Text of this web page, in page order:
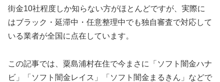
街金10社程度しか知らない方がほとんどですが、実際に
はブラック・延滞中・任意整理中でも独自審査で対応して
いる業者が全国に点在しています。
この記事では、粟島浦村在住で今まさに「ソフト闇金ハナ
ビ」「ソフト闇金レイス」「ソフト闇金まるきん」などで